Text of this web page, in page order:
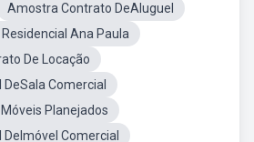
Amostra Contrato DeAluguel
Ana Paula
De Locação
Comercial
Planejados
Comercial